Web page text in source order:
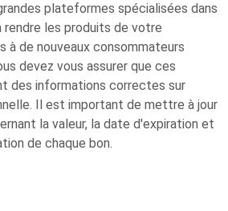
plateformes spécialisées dans
rendre les produits de votre
à de nouveaux consommateurs
devez vous assurer que ces
des informations correctes sur
Il est important de mettre à jour
la valeur, la date d'expiration et
de chaque bon.